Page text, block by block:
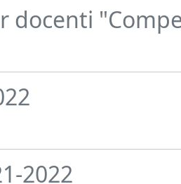
docenti
2022